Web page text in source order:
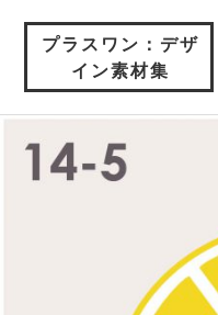
プラスワン：デザ
イン素材集